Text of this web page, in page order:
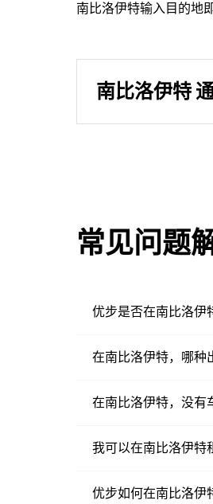
南比洛伊特输入目的地即
南比洛伊特
常见问题
优步是否在南比洛伊
在南比洛伊特，哪种
在南比洛伊特，没有
我可以在南比洛伊特
优步如何在南比洛伊